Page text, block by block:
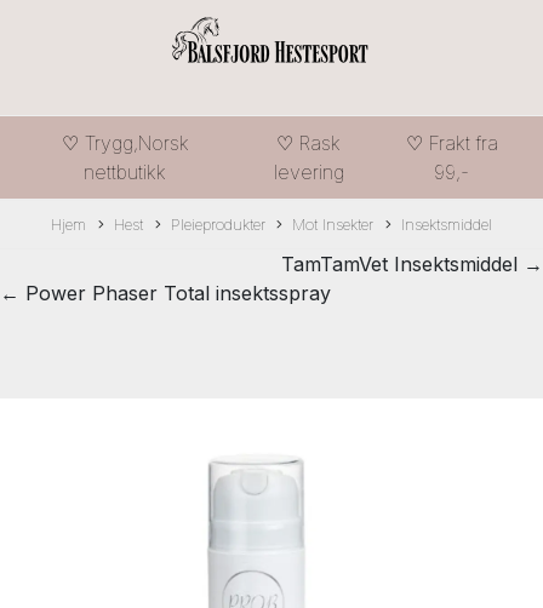
♡ Trygg,Norsk
nettbutikk
♡ Rask
levering
♡ Frakt fra
99,-
Hjem Hest Pleieprodukter Mot Insekter Insektsmiddel
TamTamVet Insektsmiddel →
← Power Phaser Total insektsspray